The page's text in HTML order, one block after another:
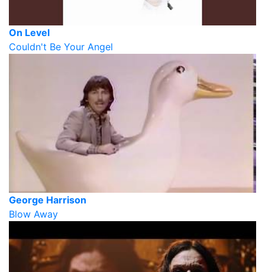
On Level
Couldn't Be Your Angel
George Harrison
Blow Away